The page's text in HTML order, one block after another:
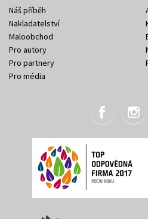
Náš příběh
Nakladatelství
Maloobchod
Pro autory
Pro partnery
Pro média